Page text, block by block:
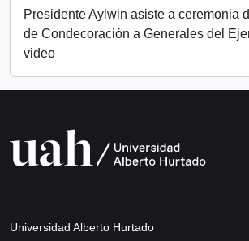
Presidente Aylwin asiste a ceremonia
de Condecoración a Generales del
video
Universidad Alberto Hurtado